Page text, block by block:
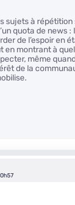
sujets à
quota de news
de l’espoir en
en montrant à
même
de la